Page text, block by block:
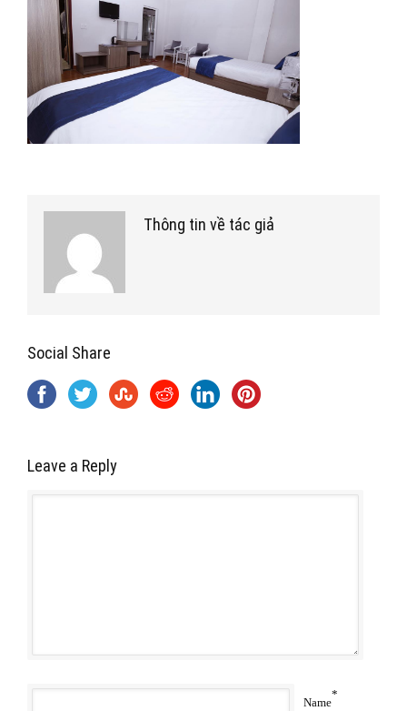
Thông tin về tác giả
Social Share
Leave a Reply
Name
*